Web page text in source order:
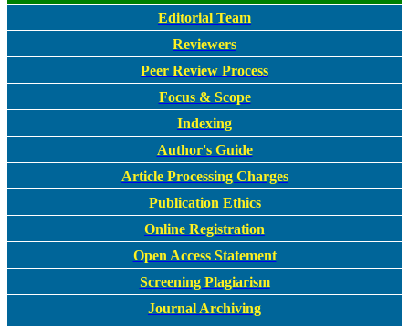
Editorial Team
Reviewers
Peer Review Process
Focus & Scope
Indexing
Author's Guide
Article Processing Charges
Publication Ethics
Online Registration
Open Access Statement
Screening Plagiarism
Journal Archiving